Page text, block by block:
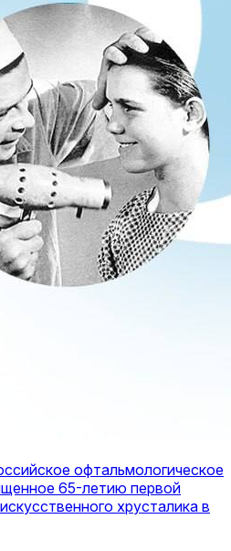
офтальмологическое
65-летию первой
хрусталика в